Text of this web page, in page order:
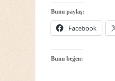
Bunu paylaş:
Facebook
Bunu beğen: